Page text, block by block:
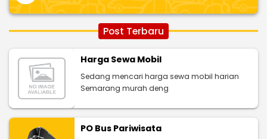
Post Terbaru
Harga Sewa Mobil
Sedang mencari harga sewa mobil harian
Semarang murah deng
PO Bus Pariwisata